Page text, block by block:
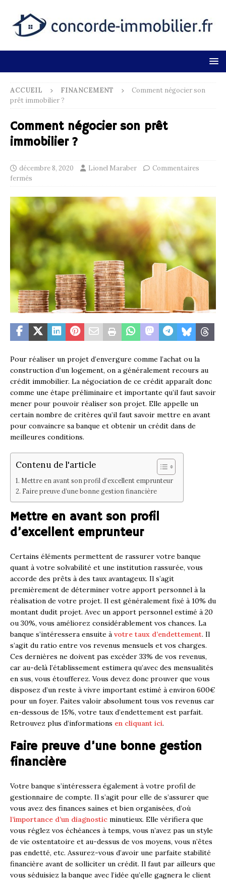
ACCUEIL FINANCEMENT
Comment négocier son
prêt immobilier ?
Comment négocier son prêt
immobilier ?
décembre 8, 2020 Lionel Maraber
Commentaires
fermés
Pour réaliser un projet d’envergure comme l’achat ou la
construction d’un logement, on a généralement recours au
crédit immobilier. La négociation de ce crédit apparaît donc
comme une étape préliminaire et importante qu’il faut savoir
mener pour pouvoir réaliser son projet. Elle appelle un
certain nombre de critères qu’il faut savoir mettre en avant
pour convaincre sa banque et obtenir un crédit dans de
meilleures conditions.
Contenu de l'article
Mettre en avant son profil d’excellent emprunteur
Faire preuve d’une bonne gestion financière
Mettre en avant son profil
d’excellent emprunteur
Certains éléments permettent de rassurer votre banque
quant à votre solvabilité et une institution rassurée, vous
accorde des prêts à des taux avantageux. Il s’agit
premièrement de déterminer votre apport personnel à la
réalisation de votre projet. Il est généralement fixé à 10% du
montant dudit projet. Avec un apport personnel estimé à 20
ou 30%, vous améliorez considérablement vos chances. La
banque s’intéressera ensuite à votre taux d’endettement. Il
s’agit du ratio entre vos revenus mensuels et vos charges.
Ces dernières ne doivent pas excéder 33% de vos revenus,
car au-delà l’établissement estimera qu’avec des mensualités
en sus, vous étoufferez. Vous devez donc prouver que vous
disposez d’un reste à vivre important estimé à environ 600€
pour un foyer. Faites valoir absolument tous vos revenus car
en-dessous de 15%, votre taux d’endettement est parfait.
Retrouvez plus d’informations en cliquant ici.
Faire preuve d’une bonne gestion
financière
Votre banque s’intéressera également à votre profil de
gestionnaire de compte. Il s’agit pour elle de s’assurer que
vous avez des finances saines et bien organisées, d’où
l’importance d’un diagnostic minutieux. Elle vérifiera que
vous réglez vos échéances à temps, vous n’avez pas un style
de vie ostentatoire et au-dessus de vos moyens, vous n’êtes
pas endetté, etc. Assurez-vous d’avoir une parfaite stabilité
financière avant de solliciter un crédit. Il faut par ailleurs que
vous séduisiez la banque avec l’idée qu’elle gagnera le client